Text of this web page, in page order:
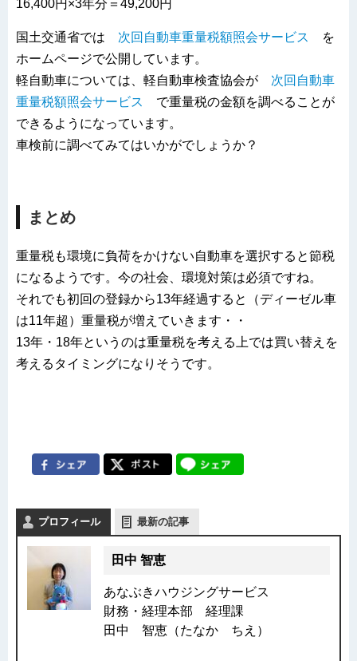
16,400円×3年分＝49,200円
国土交通省では 次回自動車重量税額照会サービス
を
ホームページで公開しています。
軽自動車については、軽自動車検査協会が 次回自動車
重量税額照会サービス
で重量税の金額を調べることが
できるようになっています。
車検前に調べてみてはいかがでしょうか？
まとめ
重量税も環境に負荷をかけない自動車を選択すると節税
になるようです。今の社会、環境対策は必須ですね。
それでも初回の登録から13年経過すると（ディーゼル車
は11年超）重量税が増えていきます・・
13年・18年というのは重量税を考える上では買い替えを
考えるタイミングになりそうです。
プロフィール 最新の記事
田中 智恵
あなぶきハウジングサービス
財務・経理本部 経理課
田中 智恵（たなか ちえ）